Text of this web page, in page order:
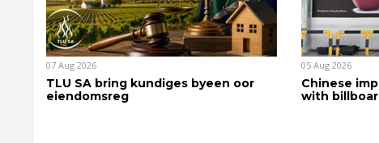
07 Aug 2026
TLU SA bring kundiges byeen oor
eiendomsreg
05 Aug 2026
Chinese
with